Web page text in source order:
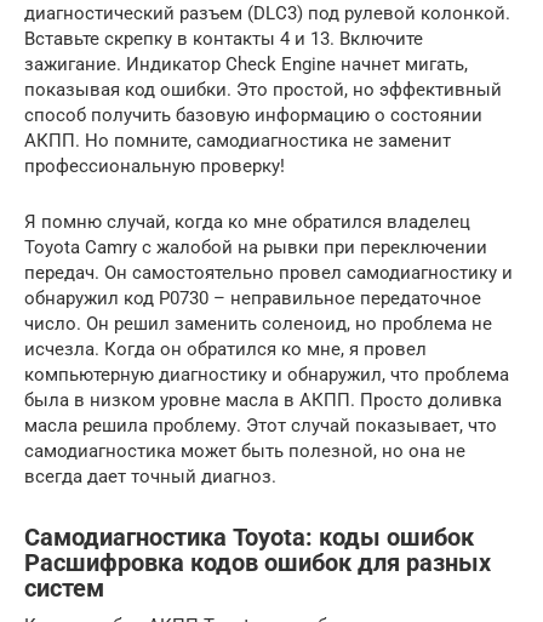
диагностический разъем (DLC3) под рулевой колонкой.
Вставьте скрепку в контакты 4 и 13. Включите
зажигание. Индикатор Check Engine начнет мигать,
показывая код ошибки. Это простой, но эффективный
способ получить базовую информацию о состоянии
АКПП. Но помните, самодиагностика не заменит
профессиональную проверку!
Я помню случай, когда ко мне обратился владелец
Toyota Camry с жалобой на рывки при переключении
передач. Он самостоятельно провел самодиагностику и
обнаружил код P0730 – неправильное передаточное
число. Он решил заменить соленоид, но проблема не
исчезла. Когда он обратился ко мне, я провел
компьютерную диагностику и обнаружил, что проблема
была в низком уровне масла в АКПП. Просто доливка
масла решила проблему. Этот случай показывает, что
самодиагностика может быть полезной, но она не
всегда дает точный диагноз.
Самодиагностика Toyota: коды ошибок
Расшифровка кодов ошибок для разных
систем